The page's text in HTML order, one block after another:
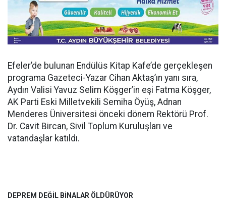
Efeler’de bulunan Endülüs Kitap Kafe’de gerçekleşen
programa Gazeteci-Yazar Cihan Aktaş’ın yanı sıra,
Aydın Valisi Yavuz Selim Köşger’in eşi Fatma Köşger,
AK Parti Eski Milletvekili Semiha Öyüş, Adnan
Menderes Üniversitesi önceki dönem Rektörü Prof.
Dr. Cavit Bircan, Sivil Toplum Kuruluşları ve
vatandaşlar katıldı.
DEPREM DEĞİL BİNALAR ÖLDÜRÜYOR